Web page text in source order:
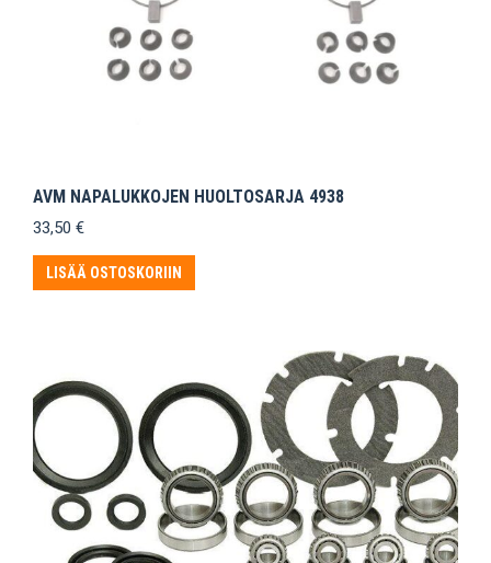
AVM NAPALUKKOJEN HUOLTOSARJA 4938
33,50 €
LISÄÄ OSTOSKORIIN